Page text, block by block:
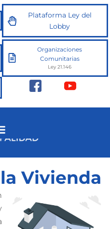
Plataforma Ley del
Lobby
Organizaciones
Comunitarias
Ley 21.146
Vivienda